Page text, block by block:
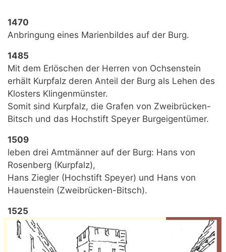
1470
Anbringung eines Marienbildes auf der Burg.
1485
Mit dem Erlöschen der Herren von Ochsenstein
erhält Kurpfalz deren Anteil der Burg als Lehen des
Klosters Klingenmünster.
Somit sind Kurpfalz, die Grafen von Zweibrücken-
Bitsch und das Hochstift Speyer Burgeigentümer.
1509
leben drei Amtmänner auf der Burg: Hans von
Rosenberg (Kurpfalz),
Hans Ziegler (Hochstift Speyer) und Hans von
Hauenstein (Zweibrücken-Bitsch).
1525